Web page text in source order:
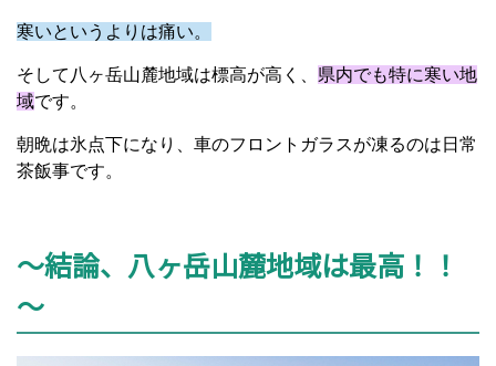
寒いというよりは痛い。
そして八ヶ岳山麓地域は標高が高く、 県内でも特に寒い地
域です。
朝晩は氷点下になり、車のフロントガラスが凍るのは日常
茶飯事です。
～結論、八ヶ岳山麓地域は最高！！
～